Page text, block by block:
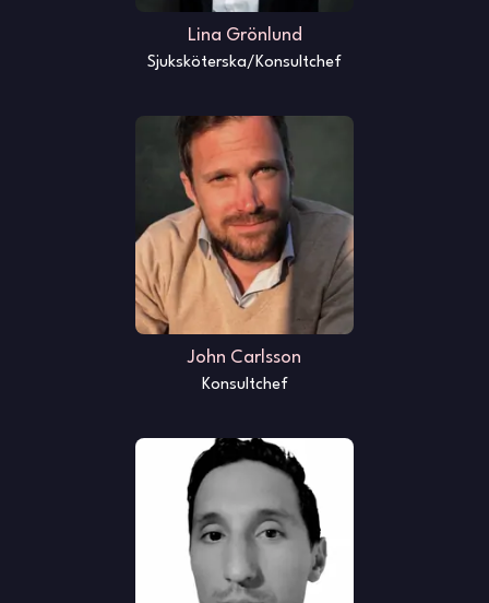
Lina Grönlund
Sjuksköterska/Konsultchef
John Carlsson
Konsultchef